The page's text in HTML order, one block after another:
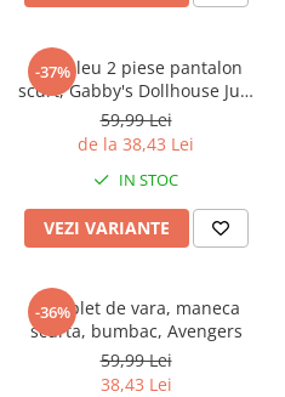
-37%
Compleu 2 piese pantalon
scurt, Gabby's Dollhouse Just
Chillin'
59,99 Lei
de la 38,43 Lei
IN STOC
VEZI VARIANTE
-36%
Complet de vara, maneca
scurta, bumbac, Avengers
59,99 Lei
38,43 Lei